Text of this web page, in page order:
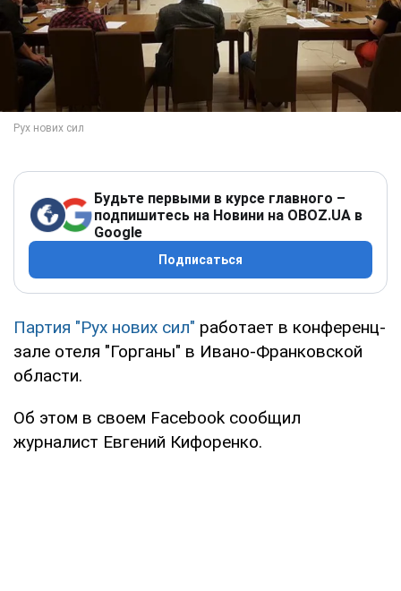
Будьте первыми в курсе главного –
подпишитесь на Новини на OBOZ.UA в
Google
Подписаться
Партия "Рух нових сил" работает в конференц-
зале отеля "Горганы" в Ивано-Франковской
области.
Об этом в своем Facebook сообщил
журналист Евгений Кифоренко.